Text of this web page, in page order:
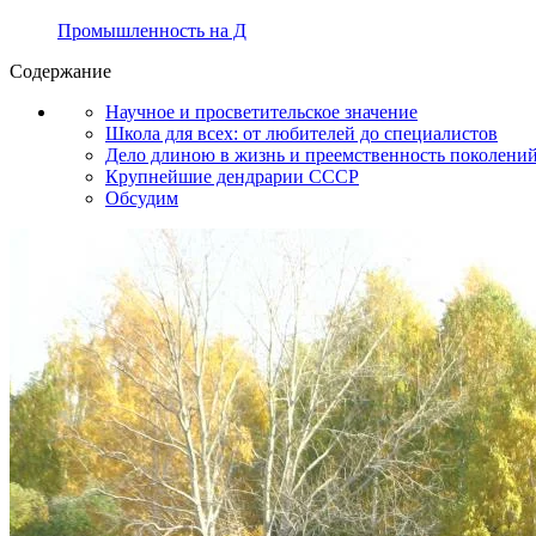
Промышленность на Д
Содержание
Научное и просветительское значение
Школа для всех: от любителей до специалистов
Дело длиною в жизнь и преемственность
Крупнейшие дендрарии СССР
Обсудим